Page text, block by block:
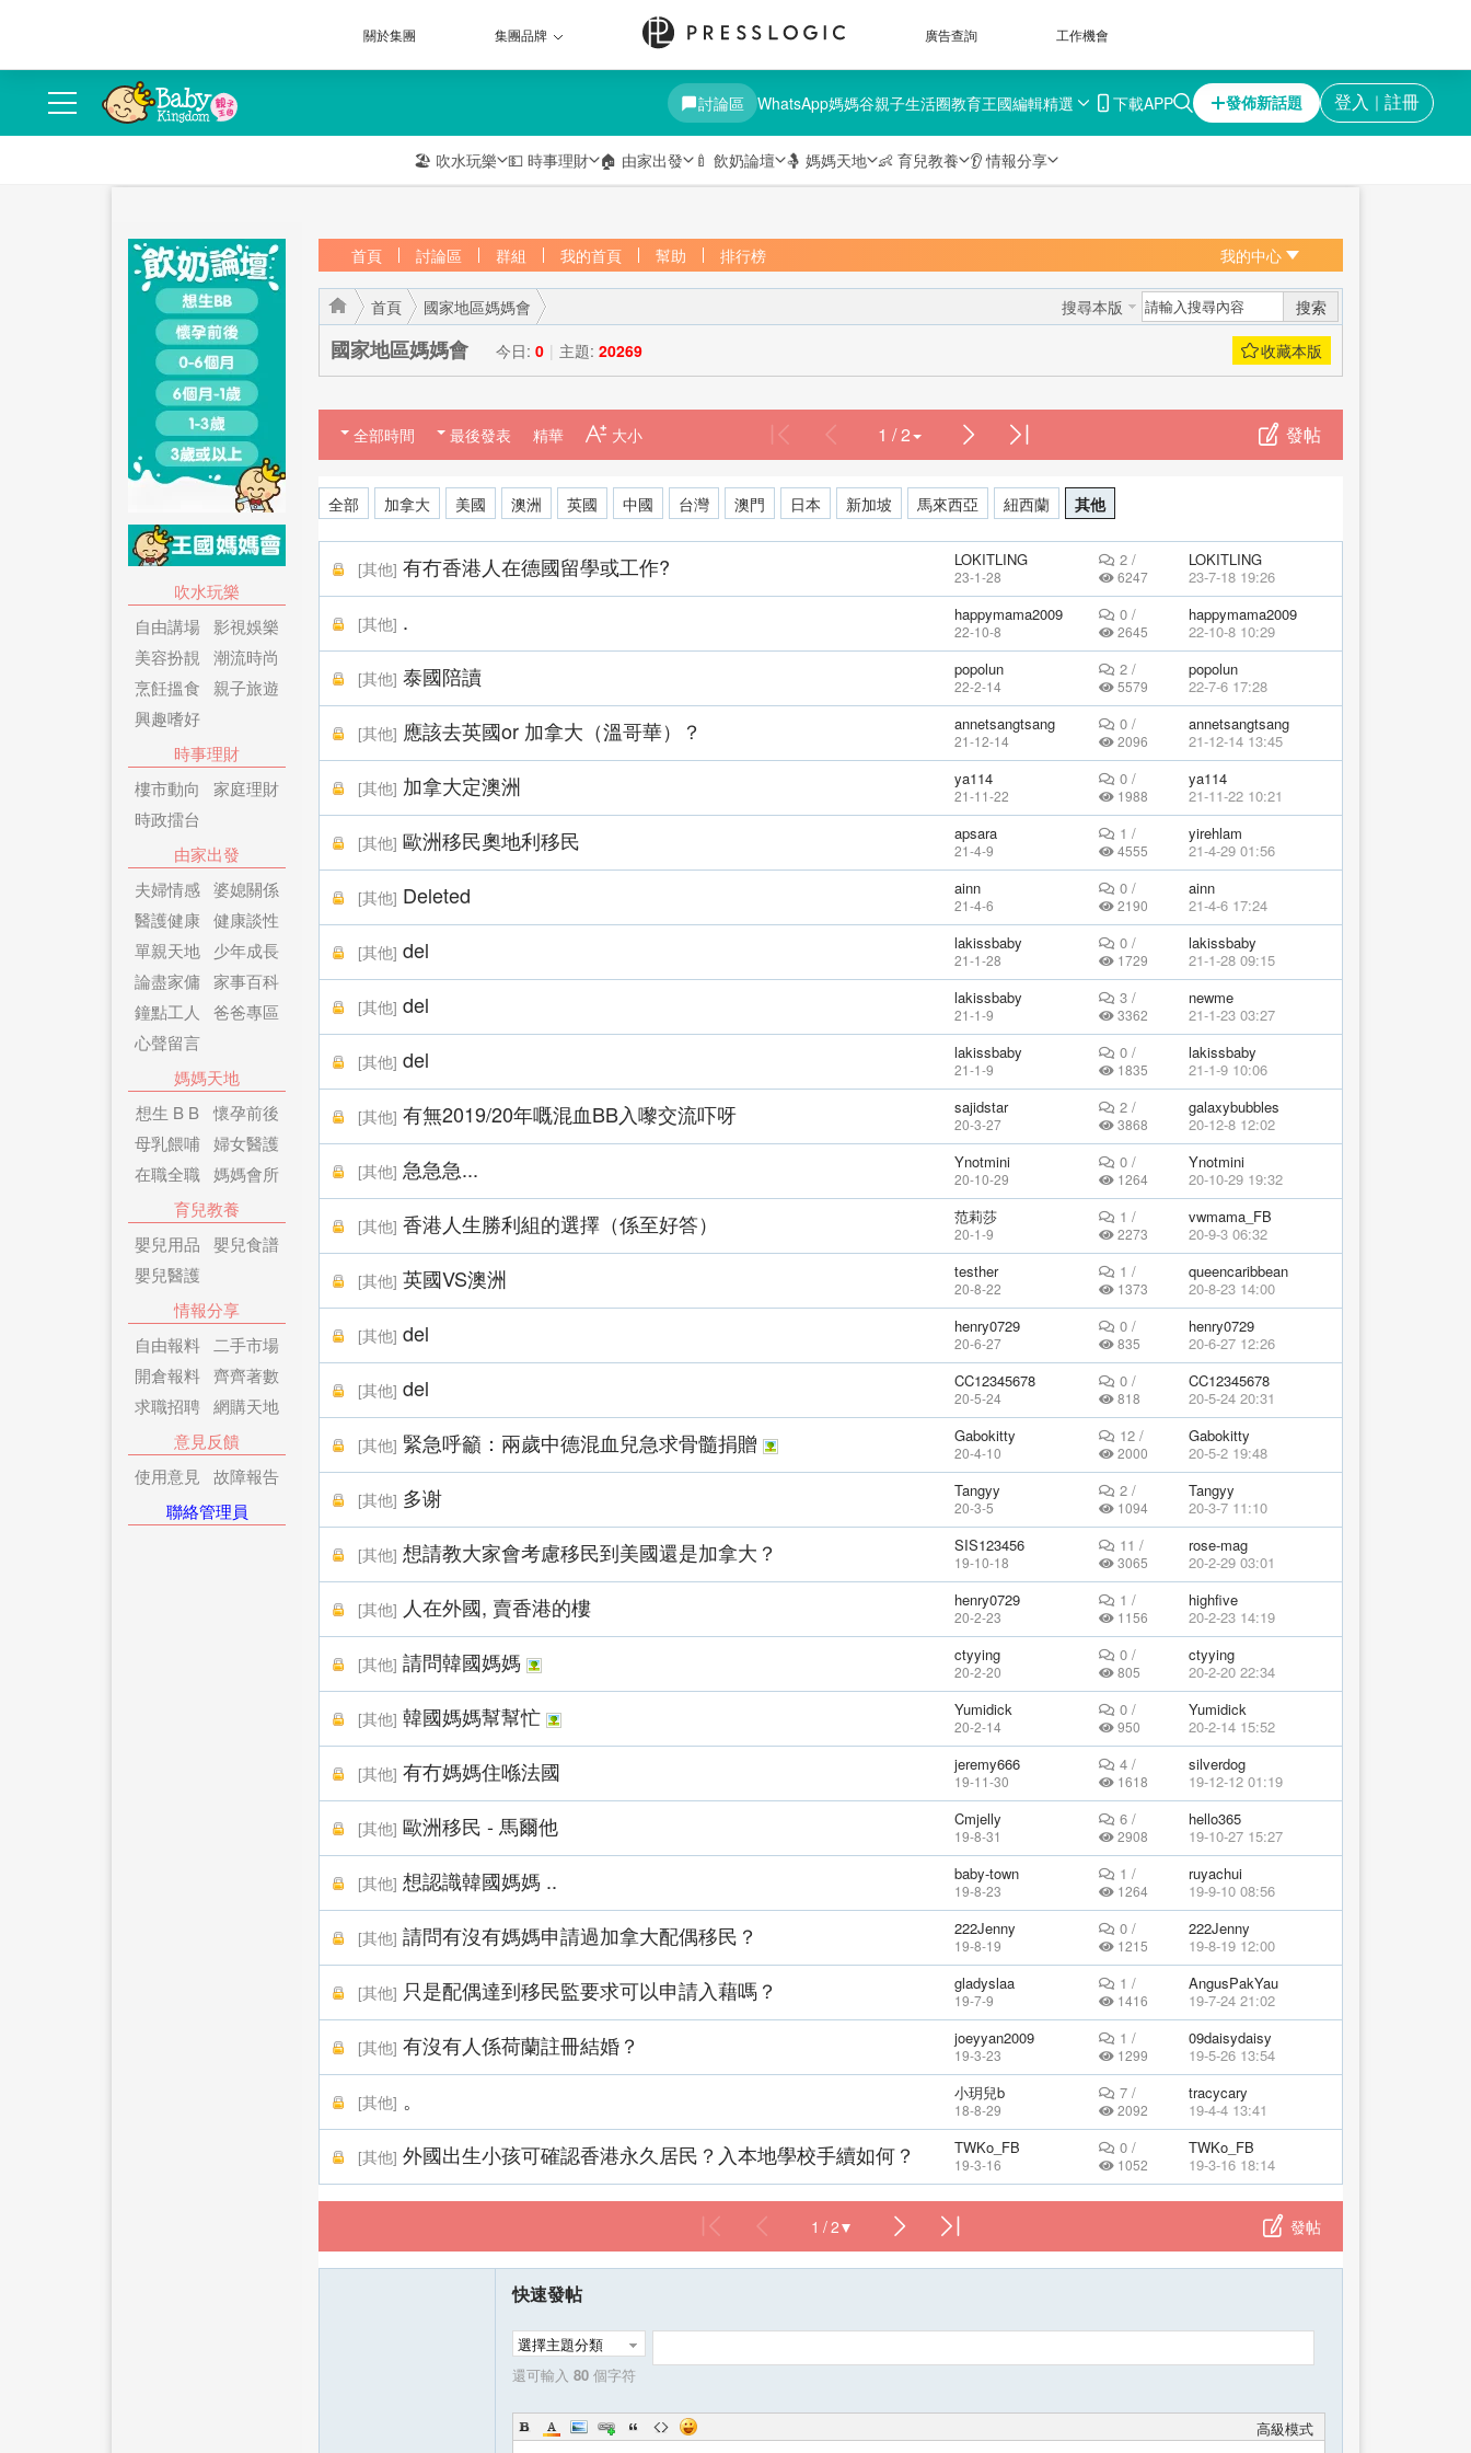
關於集團 集團品牌 廣告查詢 工作機會
討論區 WhatsApp媽媽谷親子生活圈教育王國編輯精選 下載APP 發佈新話題 登入 ｜ 註冊
🏖️ 吹水玩樂 💵 時事理財 🏠 由家出發 🍼 飲奶論壇 🤱 媽媽天地 👶 育兒教養 👂 情報分享
吹水玩樂
自由講場 影視娛樂
美容扮靚
潮流時尚
烹飪搵食
親子旅遊
興趣嗜好
時事理財
樓市動向
家庭理財
時政擂台
由家出發
夫婦情感 婆媳關係
醫護健康
健康談性
單親天地
少年成長
論盡家傭
家事百科
鐘點工人
爸爸專區
心聲留言
媽媽天地
想生 B B
懷孕前後
母乳餵哺 婦女醫護
在職全職
媽媽會所
育兒教養
嬰兒用品
嬰兒食譜
嬰兒醫護
情報分享
自由報料
二手市場
開倉報料 齊齊著數
求職招聘
網購天地
意見反饋
使用意見
故障報告
聯絡管理員
我的中心
首頁 討論區 群組 我的首頁 幫助 排行榜
搜尋本版 搜索
›
首頁
›
國家地區媽媽會
›
國家地區媽媽會 今日: 0 | 主題: 20269
全部時間 最後發表 精華 發帖
1 / 2
全部 加拿大 美國 澳洲 英國 中國 台灣 澳門 日本 新加坡 馬來西亞 紐西蘭 其他
[其他] 有冇香港人在德國留學或工作? LOKITLING
23-1-28
2 /
6247
LOKITLING
23-7-18 19:26
[其他] . happymama2009
22-10-8
0 /
2645
happymama2009
22-10-8 10:29
[其他] 泰國陪讀 popolun
22-2-14
2 /
5579
popolun
22-7-6 17:28
[其他] 應該去英國or 加拿大（溫哥華）？ annetsangtsang
21-12-14
0 /
2096
annetsangtsang
21-12-14 13:45
[其他] 加拿大定澳洲 ya114
21-11-22
0 /
1988
ya114
21-11-22 10:21
[其他] 歐洲移民奧地利移民 apsara
21-4-9
1 /
4555
yirehlam
21-4-29 01:56
[其他] Deleted ainn
21-4-6
0 /
2190
ainn
21-4-6 17:24
[其他] del lakissbaby
21-1-28
0 /
1729
lakissbaby
21-1-28 09:15
[其他] del lakissbaby
21-1-9
3 /
3362
newme
21-1-23 03:27
[其他] del lakissbaby
21-1-9
0 /
1835
lakissbaby
21-1-9 10:06
[其他] 有無2019/20年嘅混血BB入嚟交流吓呀 sajidstar
20-3-27
2 /
3868
galaxybubbles
20-12-8 12:02
[其他] 急急急... Ynotmini
20-10-29
0 /
1264
Ynotmini
20-10-29 19:32
[其他] 香港人生勝利組的選擇（係至好答） 范莉莎
20-1-9
1 /
2273
vwmama_FB
20-9-3 06:32
[其他] 英國VS澳洲 testher
20-8-22
1 /
1373
queencaribbean
20-8-23 14:00
[其他] del henry0729
20-6-27
0 /
835
henry0729
20-6-27 12:26
[其他] del CC12345678
20-5-24
0 /
818
CC12345678
20-5-24 20:31
[其他] 緊急呼籲：兩歲中德混血兒急求骨髓捐贈 Gabokitty
20-4-10
12 /
2000
Gabokitty
20-5-2 19:48
[其他] 多谢 Tangyy
20-3-5
2 /
1094
Tangyy
20-3-7 11:10
[其他] 想請教大家會考慮移民到美國還是加拿大？ SIS123456
19-10-18
11 /
3065
rose-mag
20-2-29 03:01
[其他] 人在外國, 賣香港的樓 henry0729
20-2-23
1 /
1156
highfive
20-2-23 14:19
[其他] 請問韓國媽媽 ctyying
20-2-20
0 /
805
ctyying
20-2-20 22:34
[其他] 韓國媽媽幫幫忙 Yumidick
20-2-14
0 /
950
Yumidick
20-2-14 15:52
[其他] 有冇媽媽住喺法國 jeremy666
19-11-30
4 /
1618
silverdog
19-12-12 01:19
[其他] 歐洲移民 - 馬爾他 Cmjelly
19-8-31
6 /
2908
hello365
19-10-27 15:27
[其他] 想認識韓國媽媽 .. baby-town
19-8-23
1 /
1264
ruyachui
19-9-10 08:56
[其他] 請問有沒有媽媽申請過加拿大配偶移民？ 222Jenny
19-8-19
0 /
1215
222Jenny
19-8-19 12:00
[其他] 只是配偶達到移民監要求可以申請入藉嗎？ gladyslaa
19-7-9
1 /
1416
AngusPakYau
19-7-24 21:02
[其他] 有沒有人係荷蘭註冊結婚？ joeyyan2009
19-3-23
1 /
1299
09daisydaisy
19-5-26 13:54
[其他] 。 小玥兒b
18-8-29
7 /
2092
tracycary
19-4-4 13:41
[其他] 外國出生小孩可確認香港永久居民？入本地學校手續如何？ TWKo_FB
19-3-16
0 /
1052
TWKo_FB
19-3-16 18:14
發帖
1 / 2
快速發帖
選擇主題分類
還可輸入 80 個字符
高級模式